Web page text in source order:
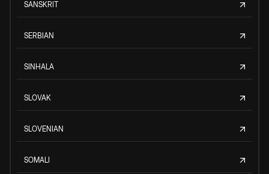
SANSKRIT
SERBIAN
SINHALA
SLOVAK
SLOVENIAN
SOMALI